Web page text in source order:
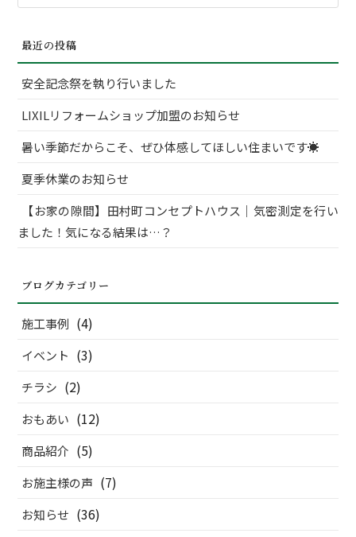
索
象:
最近の投稿
安全記念祭を執り行いました
LIXILリフォームショップ加盟のお知らせ
暑い季節だからこそ、ぜひ体感してほしい住まいです☀
夏季休業のお知らせ
【お家の隙間】田村町コンセプトハウス｜気密測定を行い
ました！気になる結果は…？
ブログカテゴリー
施工事例 (4)
イベント (3)
チラシ (2)
おもあい (12)
商品紹介 (5)
お施主様の声 (7)
お知らせ (36)